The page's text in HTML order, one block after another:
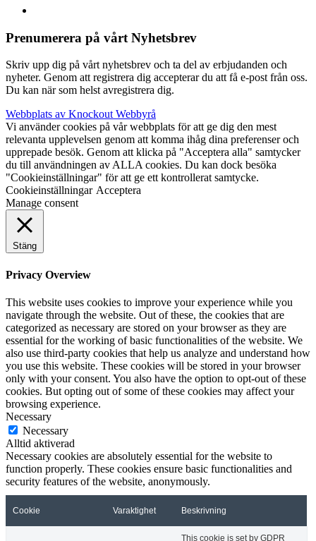
Prenumerera på vårt Nyhetsbrev
Skriv upp dig på vårt nyhetsbrev och ta del av erbjudanden och
nyheter. Genom att registrera dig accepterar du att få e-post från oss.
Du kan när som helst avregistrera dig.
Webbplats av Knockout Webbyrå
Vi använder cookies på vår webbplats för att ge dig den mest
relevanta upplevelsen genom att komma ihåg dina preferenser och
upprepade besök. Genom att klicka på "Acceptera alla" samtycker
du till användningen av ALLA cookies. Du kan dock besöka
"Cookieinställningar" för att ge ett kontrollerat samtycke.
Cookieinställningar Acceptera
Manage consent
Stäng
Privacy Overview
This website uses cookies to improve your experience while you
navigate through the website. Out of these, the cookies that are
categorized as necessary are stored on your browser as they are
essential for the working of basic functionalities of the website. We
also use third-party cookies that help us analyze and understand how
you use this website. These cookies will be stored in your browser
only with your consent. You also have the option to opt-out of these
cookies. But opting out of some of these cookies may affect your
browsing experience.
Necessary
Necessary
Alltid aktiverad
Necessary cookies are absolutely essential for the website to
function properly. These cookies ensure basic functionalities and
security features of the website, anonymously.
Cookie Varaktighet Beskrivning
This cookie is set by GDPR